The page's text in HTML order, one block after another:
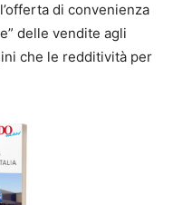
di convenienza
delle vendite agli
che le redditività per